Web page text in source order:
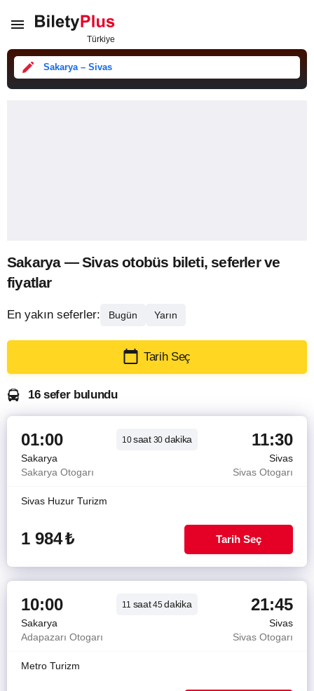
Sakarya – Sivas
Sakarya — Sivas otobüs bileti, seferler ve
fiyatlar
En yakın seferler: Bugün Yarın
Tarih Seç
16 sefer bulundu
01:00 10saat30 dakika 11:30
Sakarya
Sivas
Sakarya Otogarı
Sivas Otogarı
Sivas Huzur Turizm
1 984₺ Tarih Seç
10:00 11 saat45dakika 21:45
Sakarya
Sivas
Adapazarı Otogarı
Sivas Otogarı
Metro Turizm